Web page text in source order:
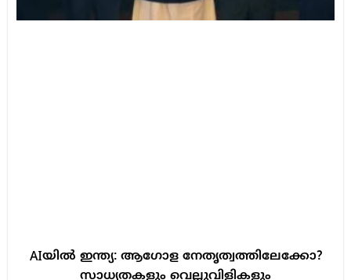
AIയിൽ ഇന്ത്യ: ആഗോള നേതൃത്വത്തിലേക്കോ?
സാധ്യതകളും വെല്ലുവിളികളും